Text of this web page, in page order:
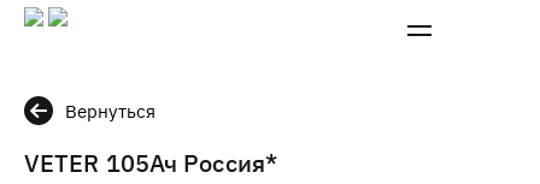
Вернуться
VETER 105Ач Россия*